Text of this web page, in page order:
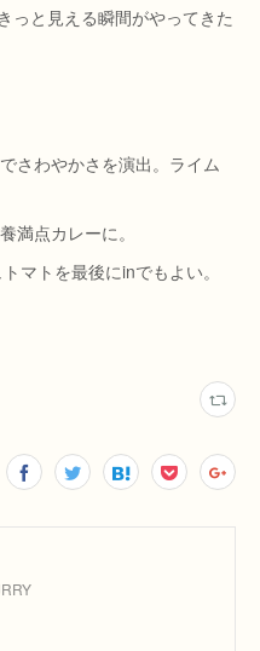
っと見える瞬間がやってきた
さわやかさを演出。ライム
満点カレーに。
マトを最後にinでもよい。